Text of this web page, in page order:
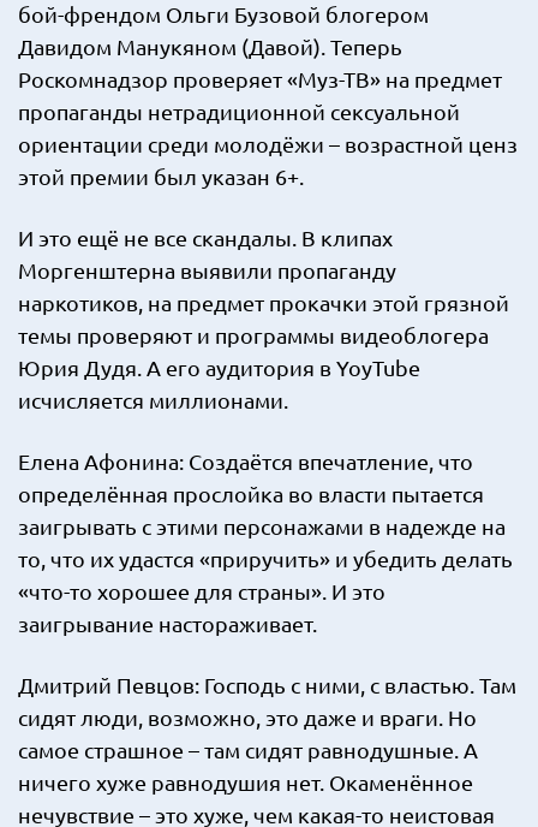
бой-френдом Ольги Бузовой блогером
Давидом Манукяном (Давой). Теперь
Роскомнадзор проверяет «Муз-ТВ» на предмет
пропаганды нетрадиционной сексуальной
ориентации среди молодёжи – возрастной ценз
этой премии был указан 6+.
И это ещё не все скандалы. В клипах
Моргенштерна выявили пропаганду
наркотиков, на предмет прокачки этой грязной
темы проверяют и программы видеоблогера
Юрия Дудя. А его аудитория в YoyTube
исчисляется миллионами.
Елена Афонина: Создаётся впечатление, что
определённая прослойка во власти пытается
заигрывать с этими персонажами в надежде на
то, что их удастся «приручить» и убедить делать
«что-то хорошее для страны». И это
заигрывание настораживает.
Дмитрий Певцов: Господь с ними, с властью. Там
сидят люди, возможно, это даже и враги. Но
самое страшное – там сидят равнодушные. А
ничего хуже равнодушия нет. Окаменённое
нечувствие – это хуже, чем какая-то неистовая